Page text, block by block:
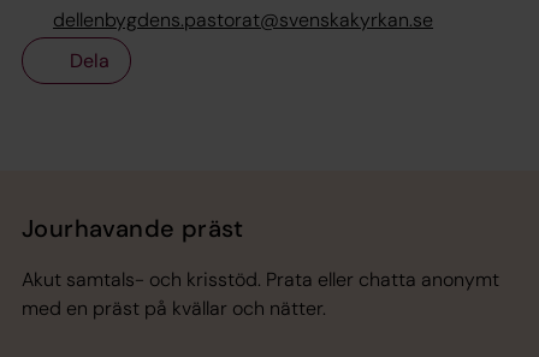
dellenbygdens.pastorat@svenskakyrkan.se
Dela
Jourhavande präst
Akut samtals- och krisstöd. Prata eller chatta anonymt
med en präst på kvällar och nätter.